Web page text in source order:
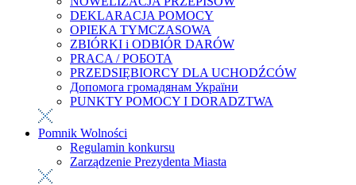
DEKLARACJA POMOCY
OPIEKA TYMCZASOWA
ZBIÓRKI i ODBIÓR DARÓW
PRACA / РОБОТА
PRZEDSIĘBIORCY DLA UCHODŹCÓW
Допомога громадянам України
PUNKTY POMOCY I DORADZTWA
Pomnik Wolności
Regulamin konkursu
Zarządzenie Prezydenta Miasta